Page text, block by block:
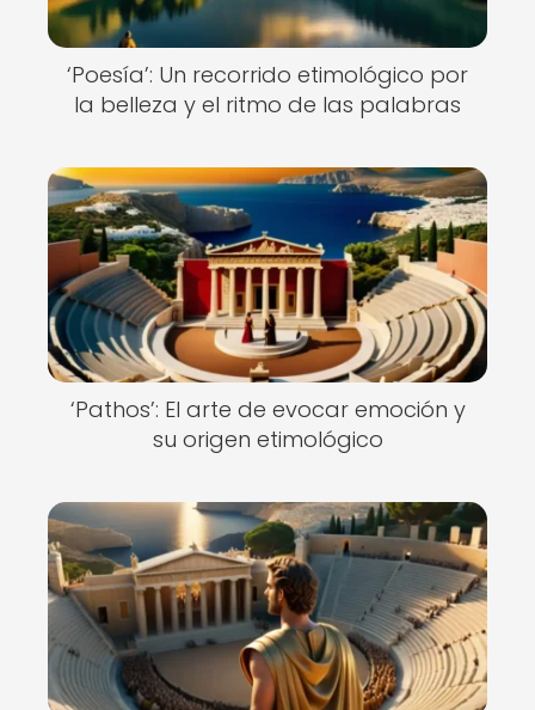
‘Poesía’: Un recorrido etimológico por
la belleza y el ritmo de las palabras
‘Pathos’: El arte de evocar emoción y
su origen etimológico